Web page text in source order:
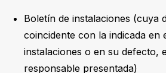
Boletín de instalaciones (cuya
coincidente con la indicada en
instalaciones o en su defecto,
responsable presentada)